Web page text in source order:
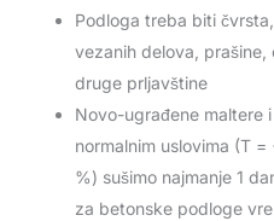
Podloga treba biti
vezanih delova,
druge prljavštine
Novo-ugrađene maltere
normalnim uslovima (T
%) sušimo najmanje 1
za betonske podloge